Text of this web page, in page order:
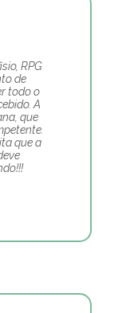
RPG
de
todo o
A
que
que a